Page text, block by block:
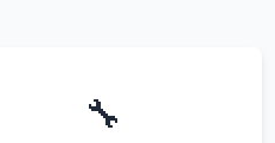
🔧